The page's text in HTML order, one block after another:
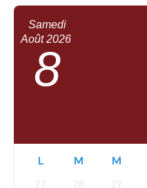
Samedi
Août 2026
8
L M M
27 28 29